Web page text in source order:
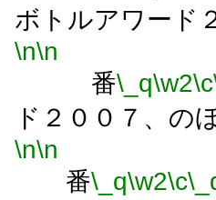
ボトルアワード
\n\n
番\_q\w2\c
ド２００７、の
\n\n
番\_q\w2\c